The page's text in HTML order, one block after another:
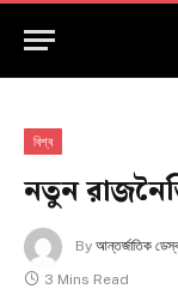
বিশ্ব
নতুন
By আন্তর্জাতিক
3 Mins Read